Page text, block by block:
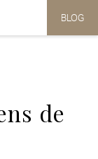
BLOG
de